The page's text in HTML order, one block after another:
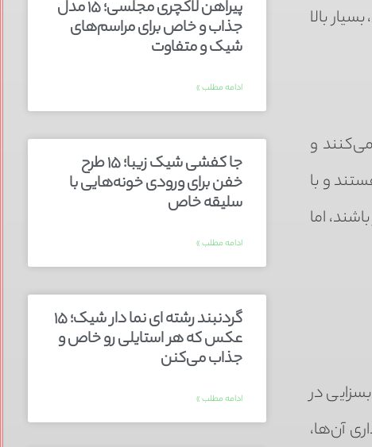
بالا
و
و با
اما
در
آن‌ها،
پیراهن لاکچری مجلسی؛ ۱۵ مدل
جذاب و خاص برای مراسم‌های
شیک و متفاوت
ادامه مطلب »
جا کفشی شیک زیبا؛ ۱۵ طرح
خفن برای ورودی خونه‌هایی با
سلیقه خاص
ادامه مطلب »
گردنبند رشته ای نما دار شیک؛ ۱۵
عکس که هر استایلی رو خاص و
جذاب می‌کنن
ادامه مطلب »